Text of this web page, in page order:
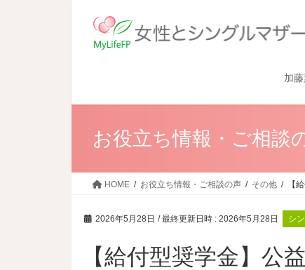
加
お役立ち情報・ご相談
HOME お役立ち情報・ご相談の声 その他 【
2026年5月28日 / 最終更新日時 : 2026年5月28日 シ
【給付型奨学金】公